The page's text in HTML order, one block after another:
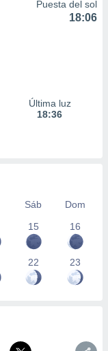
Puesta del sol
18:06
Última luz
18:36
Sáb
Dom
15 16
22 23